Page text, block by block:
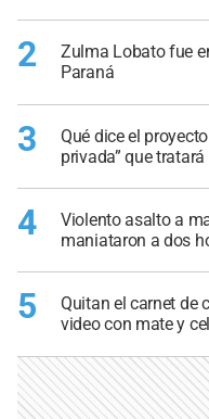
2
Zulma Lobato fue
Paraná
3
Qué dice el
privada” que
4
Violento asalto a
maniataron a dos
5
Quitan el carnet de
video con mate y